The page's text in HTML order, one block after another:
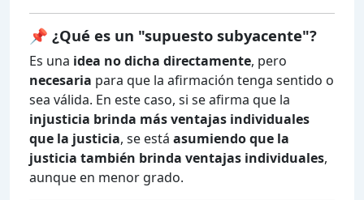
📌 ¿Qué es un "supuesto subyacente"?
Es una idea no dicha directamente, pero
necesaria para que la afirmación tenga sentido o
sea válida. En este caso, si se afirma que la
injusticia brinda más ventajas individuales
que la justicia, se está asumiendo que la
justicia también brinda ventajas individuales,
aunque en menor grado.